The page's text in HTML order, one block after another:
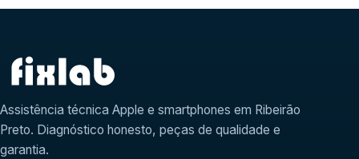
Assistência técnica Apple e smartphones em Ribeirão
Preto. Diagnóstico honesto, peças de qualidade e
garantia.